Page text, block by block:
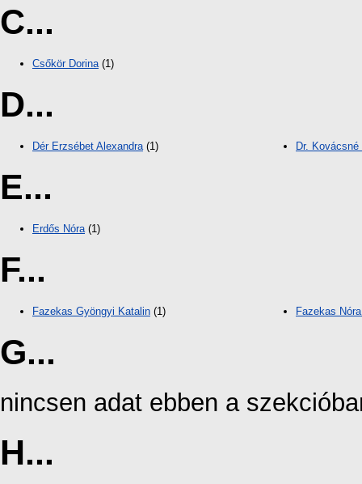
C...
Csőkör Dorina (1)
D...
Dér Erzsébet Alexandra (1) Dr.
E...
Erdős Nóra(1)
F...
Fazekas Gyöngyi Katalin (1) Fazekas
G...
nincsen adat ebben a
H...